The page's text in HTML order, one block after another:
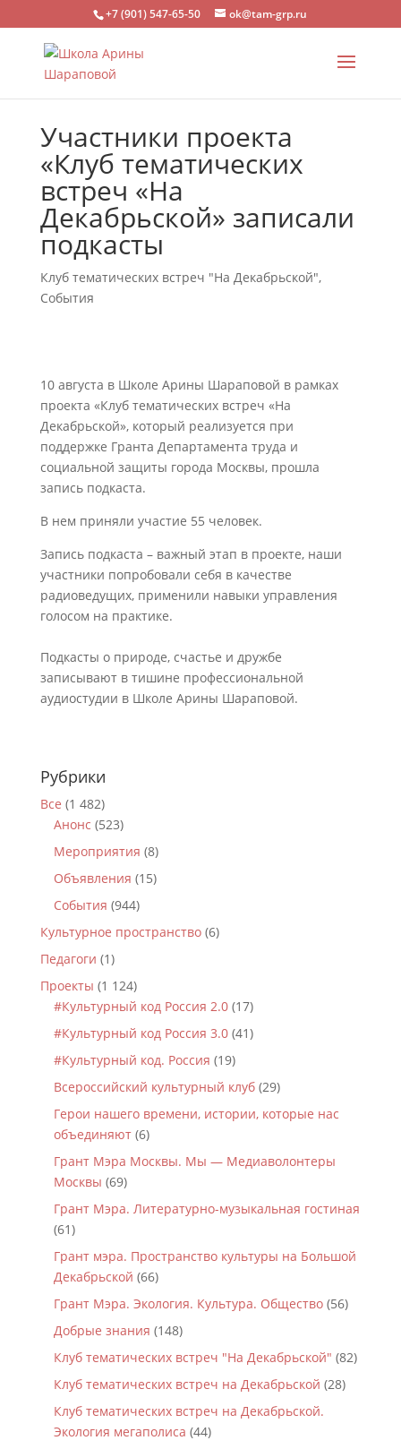
+7 (901) 547-65-50 ok@tam-grp.ru
Участники проекта
«Клуб тематических
встреч «На
Декабрьской» записали
подкасты
Клуб тематических встреч "На Декабрьской",
События
10 августа в Школе Арины Шараповой в рамках
проекта «Клуб тематических встреч «На
Декабрьской», который реализуется при
поддержке Гранта Департамента труда и
социальной защиты города Москвы, прошла
запись подкаста.
В нем приняли участие 55 человек.
Запись подкаста – важный этап в проекте, наши
участники попробовали себя в качестве
радиоведущих, применили навыки управления
голосом на практике.
Подкасты о природе, счастье и дружбе
записывают в тишине профессиональной
аудиостудии в Школе Арины Шараповой.
Рубрики
Все (1 482)
Анонс (523)
Мероприятия (8)
Объявления (15)
События (944)
Культурное пространство(6)
Педагоги (1)
Проекты (1 124)
#Культурный код Россия 2.0(17)
#Культурный код Россия 3.0(41)
#Культурный код. Россия (19)
Всероссийский культурный клуб(29)
Герои нашего времени, истории, которые нас
объединяют(6)
Грант Мэра Москвы. Мы — Медиаволонтеры
Москвы (69)
Грант Мэра. Литературно-музыкальная гостиная
(61)
Грант мэра. Пространство культуры на Большой
Декабрьской (66)
Грант Мэра. Экология. Культура. Общество(56)
Добрые знания (148)
Клуб тематических встреч "На Декабрьской" (82)
Клуб тематических встреч на Декабрьской (28)
Клуб тематических встреч на Декабрьской.
Экология мегаполиса (44)